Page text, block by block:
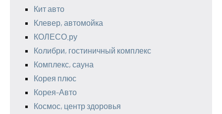
Кит авто
Клевер, автомойка
КОЛЕСО.ру
Колибри, гостиничный комплекс
Комплекс, сауна
Корея плюс
Корея-Авто
Космос, центр здоровья